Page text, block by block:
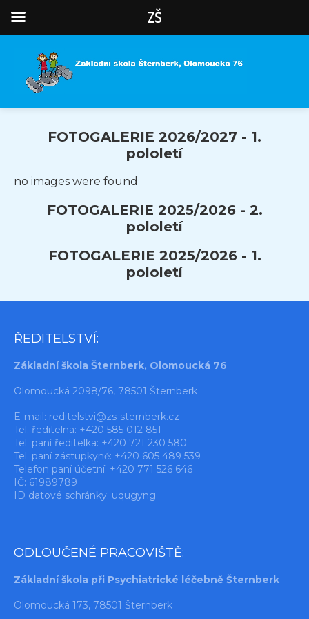
FOTOGALERIE 2026/2027 - 1.
pololetí
no images were found
FOTOGALERIE 2025/2026 - 2.
pololetí
FOTOGALERIE 2025/2026 - 1.
pololetí
ŘEDITELSTVÍ:
Základní škola Šternberk, Olomoucká 76
Olomoucká 2098/76, 78501 Šternberk
E-mail: reditelstvi@zs-sternberk.cz
Tel. ředitelna: +420 585 012 851
Tel. paní ředitelka: +420 721 230 580
Tel. paní zástupkyně: +420 605 489 539
Telefon paní účetní: +420 771 526 646
IČ: 61989789
ID datové schránky: uqugyng
ODLOUČENÉ PRACOVIŠTĚ:
Základní škola při Psychiatrické léčebně Šternberk
Olomoucká 173, 78501 Šternberk
ZŠ